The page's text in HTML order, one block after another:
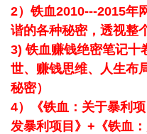
2）铁血2010---2015年
谐的各种秘密，透视整
3) 铁血赚钱绝密笔记十
世、赚钱思维、人生布
秘密）
4）《铁血：关于暴利
发暴利项目》+《铁血